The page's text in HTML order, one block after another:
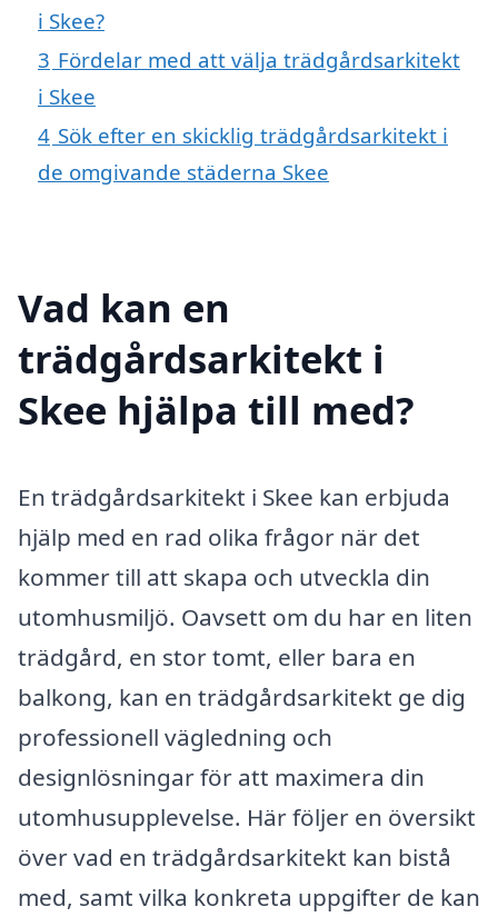
i Skee?
3 Fördelar med att välja trädgårdsarkitekt
i Skee
4 Sök efter en skicklig trädgårdsarkitekt i
de omgivande städerna Skee
Vad kan en
trädgårdsarkitekt i
Skee hjälpa till med?
En trädgårdsarkitekt i Skee kan erbjuda
hjälp med en rad olika frågor när det
kommer till att skapa och utveckla din
utomhusmiljö. Oavsett om du har en liten
trädgård, en stor tomt, eller bara en
balkong, kan en trädgårdsarkitekt ge dig
professionell vägledning och
designlösningar för att maximera din
utomhusupplevelse. Här följer en översikt
över vad en trädgårdsarkitekt kan bistå
med, samt vilka konkreta uppgifter de kan